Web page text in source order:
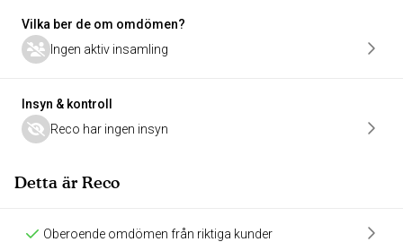
Vilka ber de om omdömen?
Ingen aktiv insamling
Insyn & kontroll
Reco har ingen insyn
Detta är Reco
Oberoende omdömen från riktiga kunder